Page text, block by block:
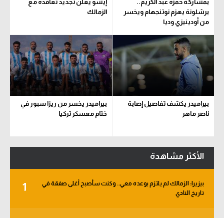
بمشاركة حمزة عبد الكريم..
برشلونة يهزم نوتنجهام ويخسر
من أودينيزي وديا
إيشو يعلن تجديد تعاقده مع
الزمالك
بيراميدز يكشف تفاصيل إصابة
ناصر ماهر
بيراميدز يخسر من ريزا سبور في
ختام معسكر تركيا
الأكثر مشاهدة
1
بيزيرا: الزمالك لم يلتزم بوعده معي.. وكنت سأصبح أغلى صفقة في
تاريخ النادي